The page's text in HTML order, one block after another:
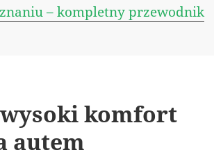
– kompletny przewodnik
komfort
autem